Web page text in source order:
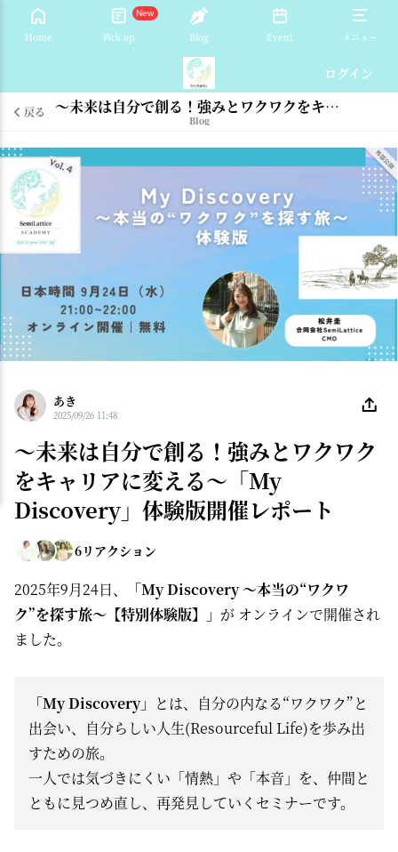
Home
New
Pick up Blog Event メニュー
ログイン
戻る 〜未来は自分で創る！強みとワクワクをキャリアに変える〜「My Discovery」体験版開催レポート
Blog
あき
2025/09/26 11:48
〜未来は自分で創る！強みとワクワク
をキャリアに変える〜「My
Discovery」体験版開催レポート
6リアクション
2025年9月24日、
「My Discovery 〜本当の“ワクワ
ク”を探す旅〜【特別体験版】」 が オンラインで開催され
ました。
「My Discovery」 とは、自分の内なる“ワクワク”と
出会い、自分らしい人生(Resourceful Life)を歩み出
すための旅。
一人では気づきにくい「情熱」や「本音」を、仲間と
ともに見つめ直し、再発見していくセミナーです。